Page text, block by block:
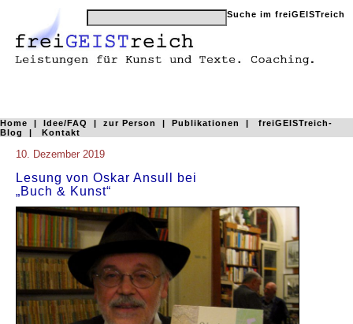
Home | Idee/FAQ | zur Person | Publikationen | freiGEISTreich-
Blog
| Kontakt
10. Dezember 2019
Lesung von Oskar Ansull bei
„Buch & Kunst“